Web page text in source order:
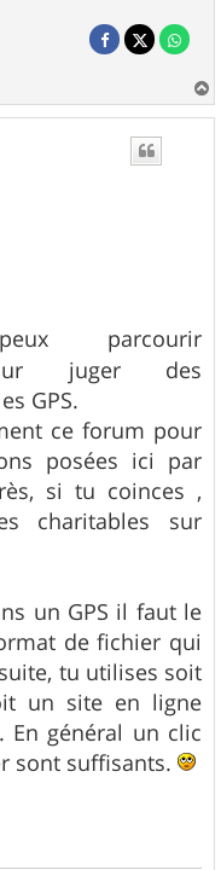
a
parcourir
juger des
GPS.
ce forum pour
posées ici par
si tu coinces ,
charitables sur
un GPS il faut le
de fichier qui
tu utilises soit
un site en ligne
En général un clic
sont suffisants.